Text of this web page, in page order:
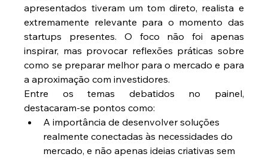
apresentados tiveram um tom direto, realista e
extremamente relevante para o momento das
startups presentes. O foco não foi apenas
inspirar, mas provocar reflexões práticas sobre
como se preparar melhor para o mercado e para
a aproximação com investidores.
Entre os temas debatidos no painel,
destacaram-se pontos como:
A importância de desenvolver soluções
realmente conectadas às necessidades do
mercado, e não apenas ideias criativas sem